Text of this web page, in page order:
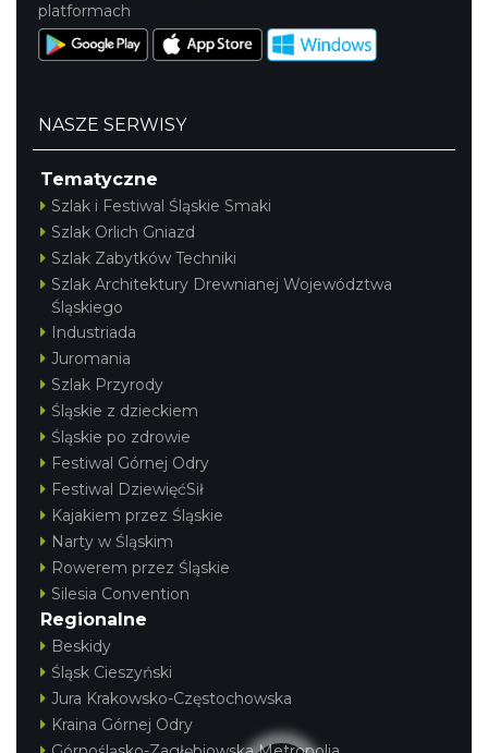
platformach
NASZE SERWISY
Tematyczne
Szlak i Festiwal Śląskie Smaki
Szlak Orlich Gniazd
Szlak Zabytków Techniki
Szlak Architektury Drewnianej Województwa
Śląskiego
Industriada
Juromania
Szlak Przyrody
Śląskie z dzieckiem
Śląskie po zdrowie
Festiwal Górnej Odry
Festiwal DziewięćSił
Kajakiem przez Śląskie
Narty w Śląskim
Rowerem przez Śląskie
Silesia Convention
Regionalne
Beskidy
Śląsk Cieszyński
Jura Krakowsko-Częstochowska
Kraina Górnej Odry